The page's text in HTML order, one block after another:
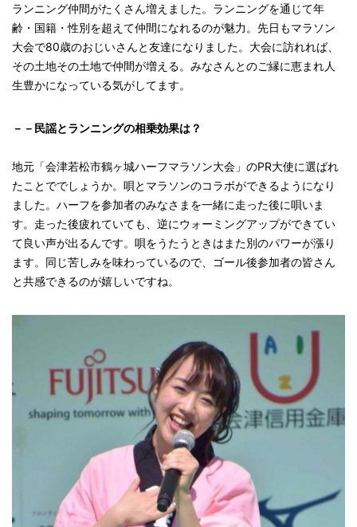
ランニング仲間がたくさん増えました。ランニングを通じて年
齢・国籍・性別を超えて仲間になれるのが魅力。先日もマラソン
大会で80歳のおじいさんと友達になりました。大会に訪れれば、
その土地その土地で仲間が増える。みなさんとのご縁に恵まれ人
生豊かになっている気がしてます。
－－民謡とランニングの相乗効果は？
地元「会津若松市鶴ヶ城ハーフマラソン大会」のPR大使に選ばれ
たことででしょうか。唄とマラソンのコラボができるようになり
ました。ハーフを参加者のみなさまを一緒に走った後に唄いま
す。走った後疲れていても、逆にウォーミングアップができてい
て良い声が出るんです。唄をうたうときはまた別のパワーが漲り
ます。同じ苦しみを味わっているので、ゴール後参加者の皆さん
と共感できるのが嬉しいですね。